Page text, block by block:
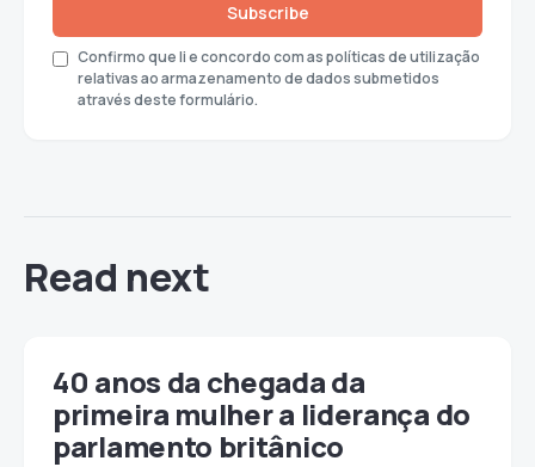
Subscribe
Confirmo que li e concordo com as políticas de utilização
relativas ao armazenamento de dados submetidos
através deste formulário.
Read next
40 anos da chegada da
primeira mulher a liderança do
parlamento britânico